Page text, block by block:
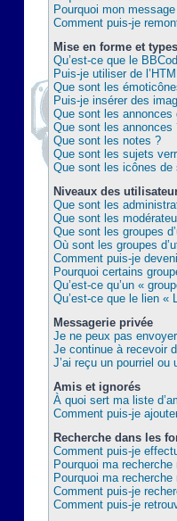
Pourquoi mon
Comment puis-je
Mise en forme et
Qu’est-ce que le
Puis-je utiliser de
Que sont les
Puis-je insérer des
Que sont les annonces
Que sont les annonces
Que sont les notes ?
Que sont les sujets
Que sont les icônes de
Niveaux des
Que sont les
Que sont les
Que sont les groupes
Où sont les groupes
Comment puis-je
Pourquoi certains
Qu’est-ce qu’un «
Qu’est-ce que le lien «
Messagerie privée
Je ne peux pas
Je continue à recevoir
J’ai reçu un pourriel ou
Amis et ignorés
À quoi sert ma liste
Comment puis-je
Recherche dans les
Comment puis-je
Pourquoi ma
Pourquoi ma
Comment puis-je
Comment puis-je